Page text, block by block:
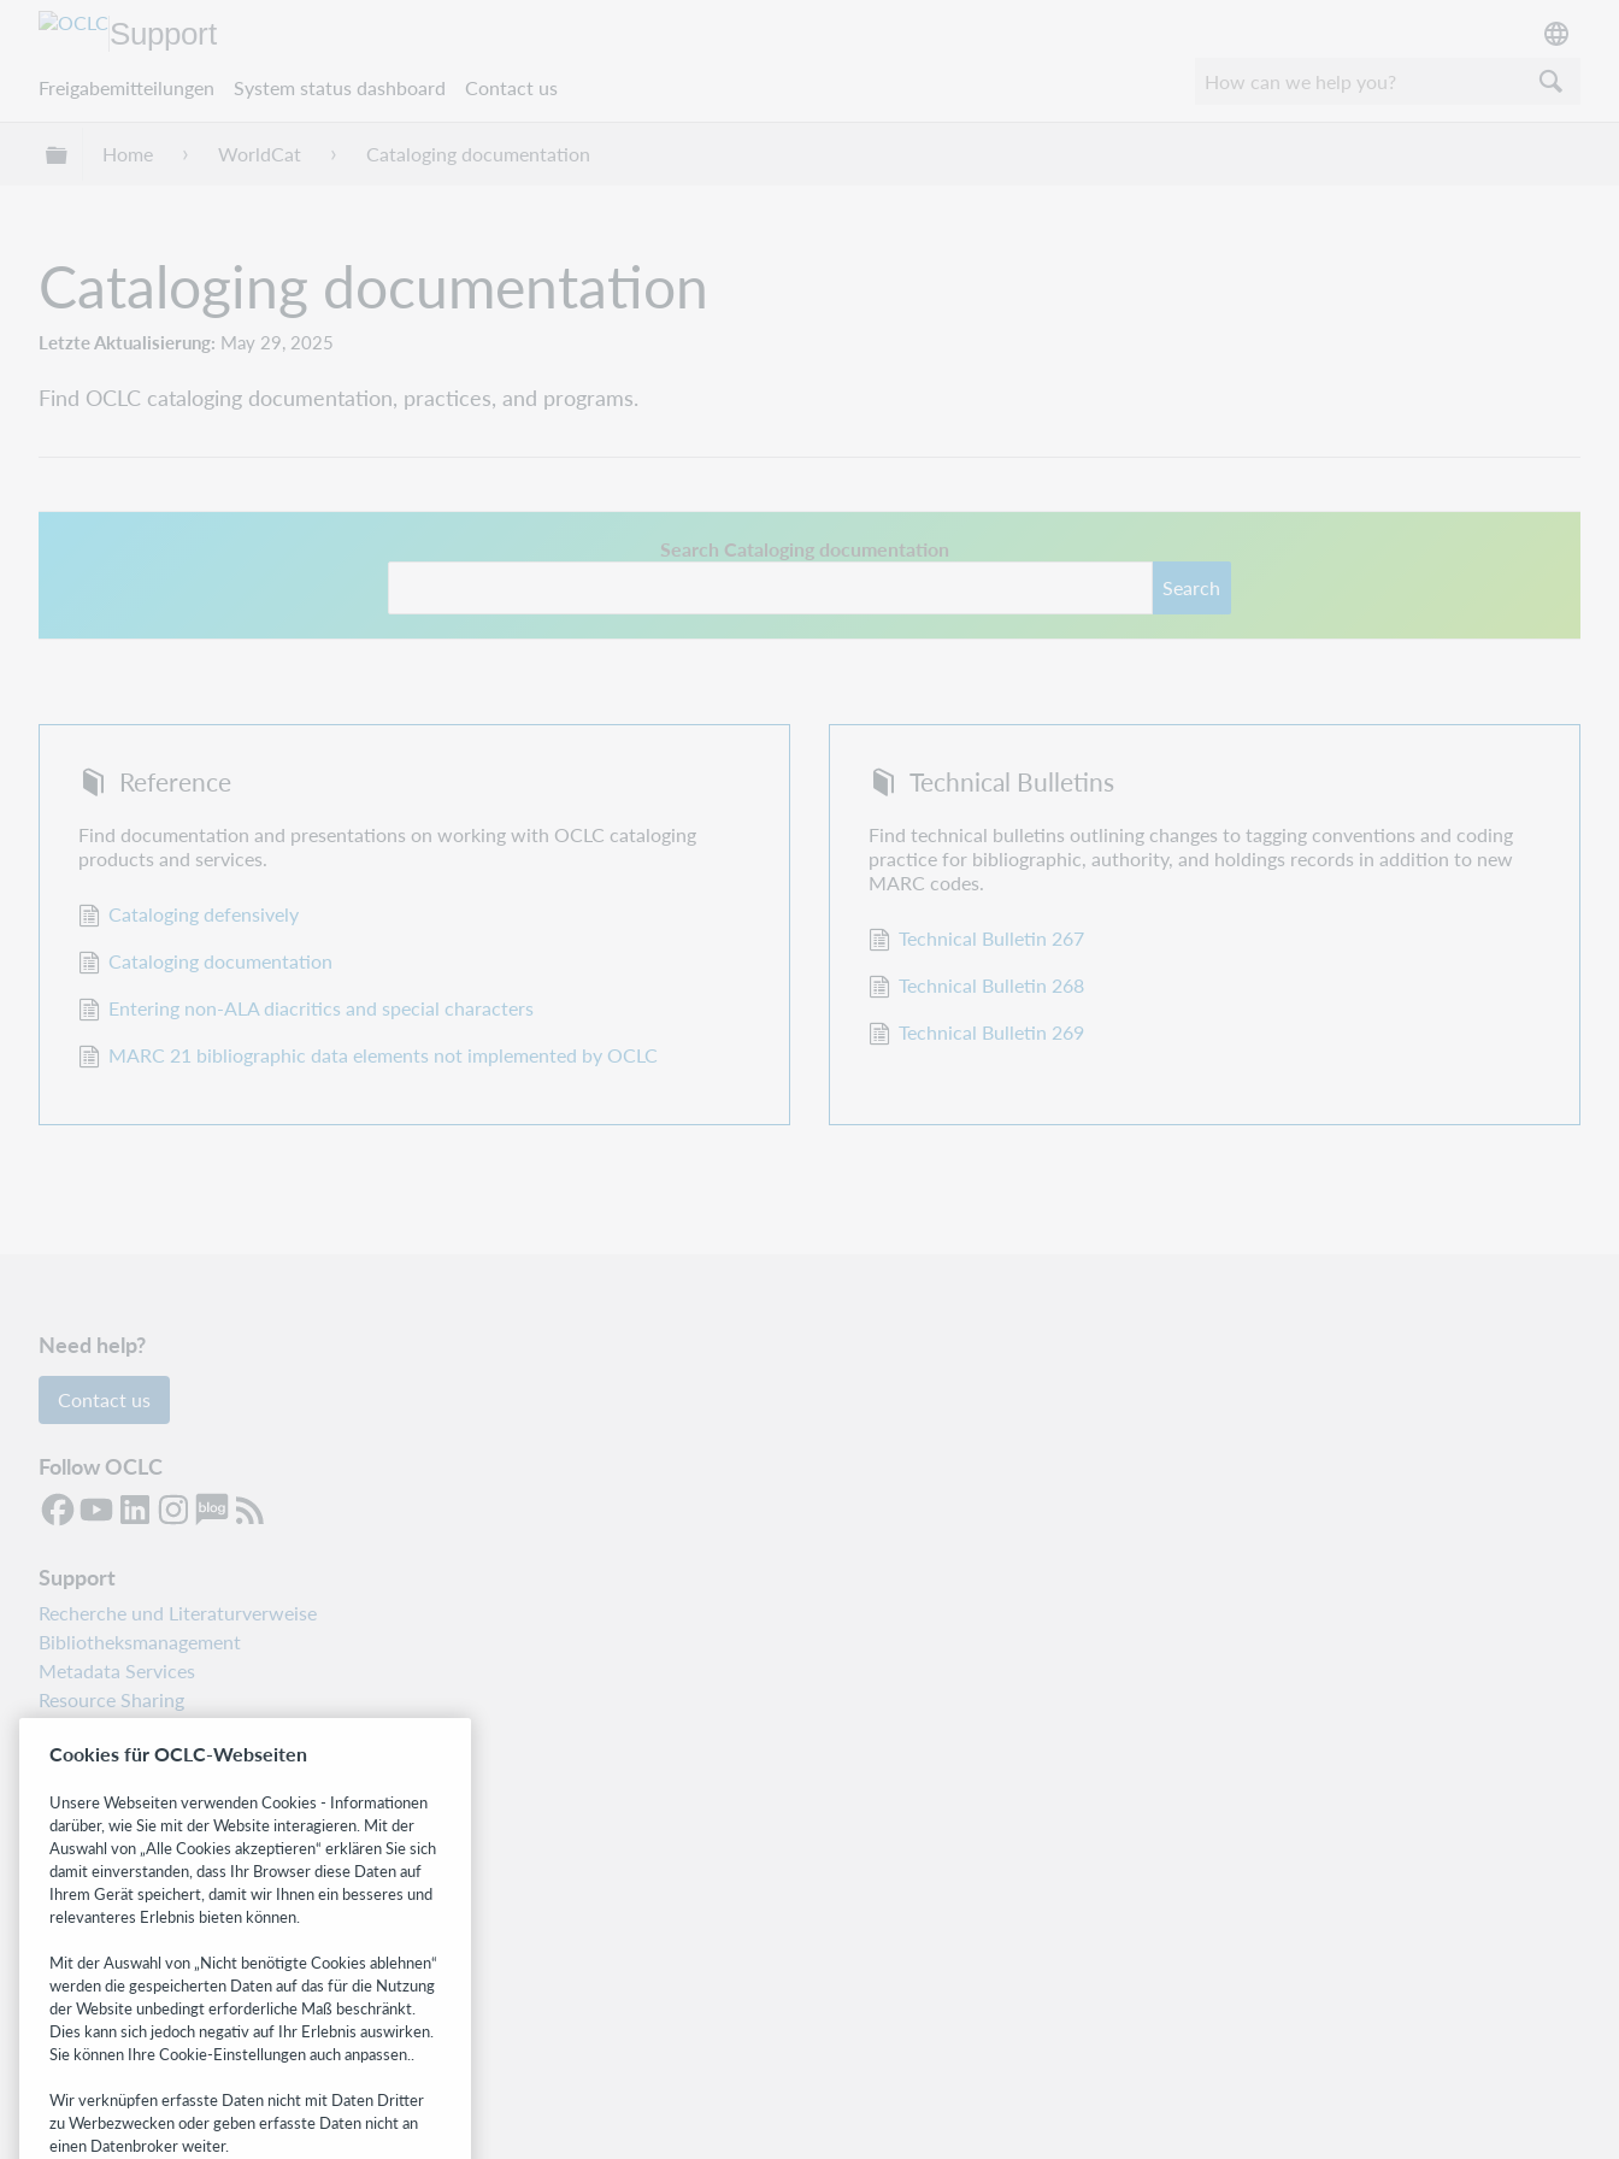
Support
Freigabemitteilungen System status dashboard Contact us
Globale Hierarchie expandieren/verbergen
Home WorldCat Cataloging documentation
Cataloging documentation
Letzte Aktualisierung May 29, 2025
Find OCLC cataloging documentation, practices, and programs.
Search Cataloging documentation
Search
Reference
Find documentation and presentations on working with OCLC cataloging
products and services.
Cataloging defensively
Cataloging documentation
Entering non-ALA diacritics and special characters
MARC 21 bibliographic data elements not implemented by OCLC
Technical Bulletins
Find technical bulletins outlining changes to tagging conventions and coding
practice for bibliographic, authority, and holdings records in addition to new
MARC codes.
Technical Bulletin 267
Technical Bulletin 268
Technical Bulletin 269
Need help?
Contact us
Follow OCLC
Support
Recherche und Literaturverweise
Bibliotheksmanagement
Metadata Services
Resource Sharing
Freigabemitteilungen
Related sites
OCLC.org
BibFormats
Research
WebJunction
Developer Network
Get the latest product updates, research,
events, and much more—right to your inbox.
Cookies für OCLC-Webseiten
Unsere Webseiten verwenden Cookies - Informationen
darüber, wie Sie mit der Website interagieren. Mit der
Auswahl von „Alle Cookies akzeptieren“ erklären Sie sich
damit einverstanden, dass Ihr Browser diese Daten auf
Ihrem Gerät speichert, damit wir Ihnen ein besseres und
relevanteres Erlebnis bieten können.
Mit der Auswahl von „Nicht benötigte Cookies ablehnen“
werden die gespeicherten Daten auf das für die Nutzung
der Website unbedingt erforderliche Maß beschränkt.
Dies kann sich jedoch negativ auf Ihr Erlebnis auswirken.
Sie können Ihre Cookie-Einstellungen auch anpassen..
Wir verknüpfen erfasste Daten nicht mit Daten Dritter
zu Werbezwecken oder geben erfasste Daten nicht an
einen Datenbroker weiter.